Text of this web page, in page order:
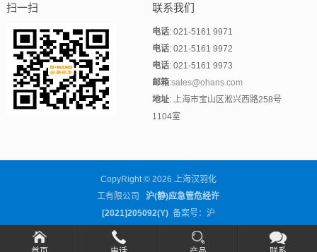
扫一扫 联系我们
电话: 021-5161 9971
电话: 021-5161 9972
电话: 021-5161 9973
邮箱:sales@ohans.com
地址: 上海市宝山区淞兴西路258号
1104室
CopyRight © 2026 上海汉羽化
工有限公司
沪(静)应急管危经许
[2021]205092(Y) 备案号：沪
ICP备16006676号-9